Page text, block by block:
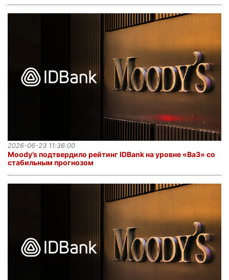
Moody’s подтвердило рейтинг IDBank на уровне «Ba3» со
стабильным прогнозом
2026-06-23 11:36:00